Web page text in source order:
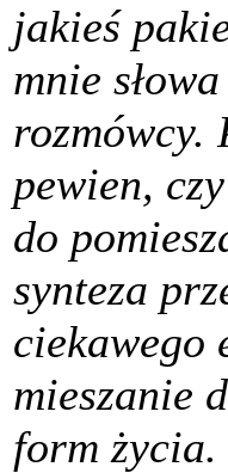
jakieś
mnie
rozmówcy.
pewien,
do
synteza
ciekawego
mieszanie
form